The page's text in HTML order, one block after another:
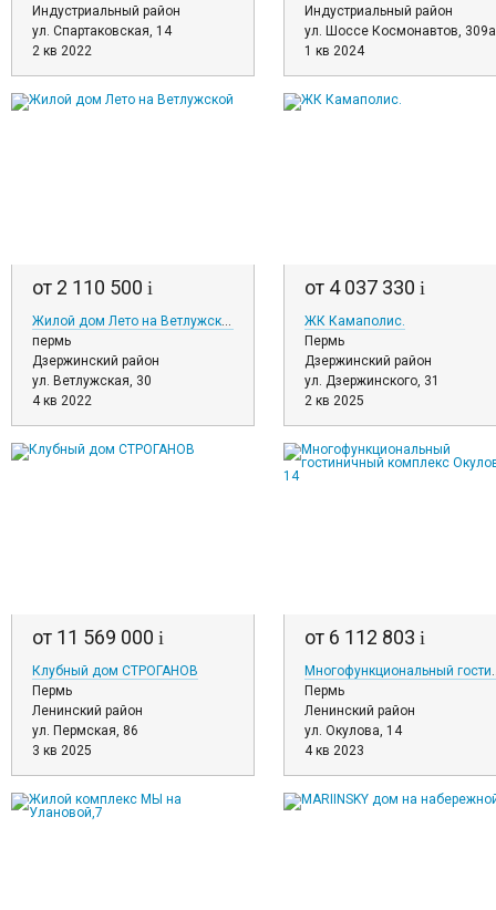
Индустриальный район
ул. Спартаковская, 14
2 кв 2022
Индустриальный район
ул. Шоссе Космонавтов, 309а
1 кв 2024
от 2 110 500 i
Жилой дом Лето на Ветлужской
пермь
Дзержинский район
ул. Ветлужская, 30
4 кв 2022
от 4 037 330 i
ЖК Камаполис.
Пермь
Дзержинский район
ул. Дзержинского, 31
2 кв 2025
от 11 569 000 i
Клубный дом СТРОГАНОВ
Пермь
Ленинский район
ул. Пермская, 86
3 кв 2025
от 6 112 803 i
Пермь
Ленинский район
ул. Окулова, 14
4 кв 2023